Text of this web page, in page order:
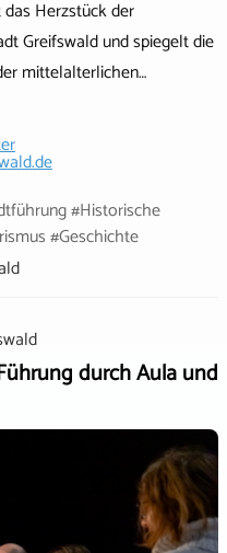
Herzstück der
Greifswald und spiegelt die
mittelalterlichen…
#Historische
#Geschichte
durch Aula und